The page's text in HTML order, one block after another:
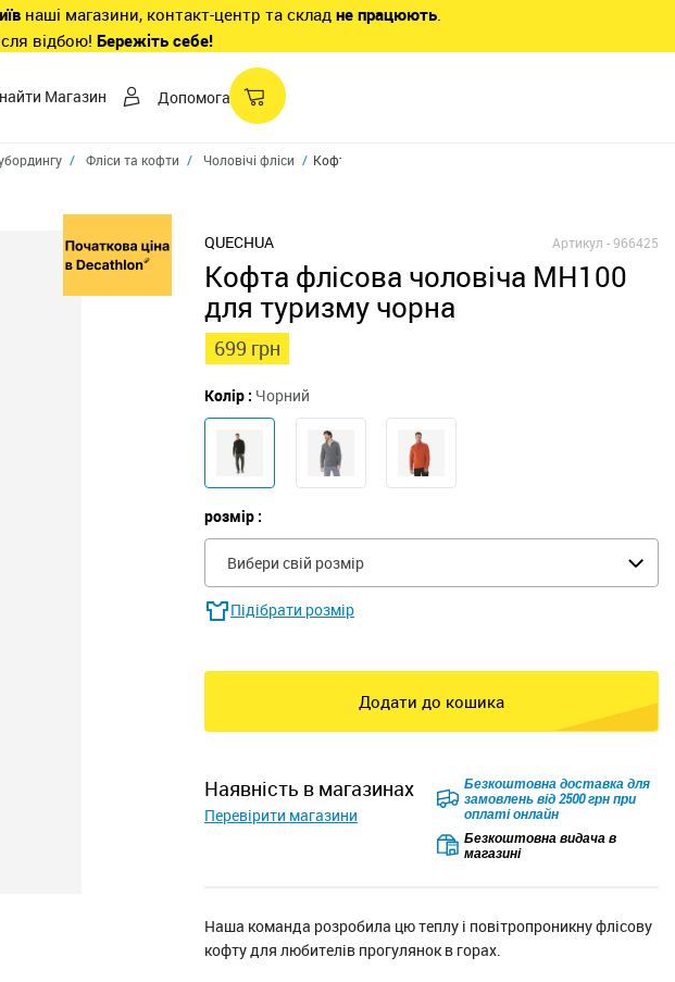
наші магазини, контакт-центр та склад не працюють.
відбою! Бережіть себе!
Магазин Допомога
Фліси та кофти Чоловічі фліси Кофта флісова чоловіча Mh100
QUECHUA Артикул -966425
Кофта флісова чоловіча MH100
для туризму чорна
699 грн
Колір : Чорний
розмір :
Вибери свій розмір
Підібрати розмір
Додати до кошика
наявність в магазинах
Перевірити магазини
Безкоштовна доставка для
замовлень від 2500 грн при
оплаті онлайн
Безкоштовна видача в
магазині
Наша команда розробила цю теплу і повітропроникну флісову
кофту для любителів прогулянок в горах.